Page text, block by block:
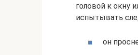
головой к окну
испытывать
он